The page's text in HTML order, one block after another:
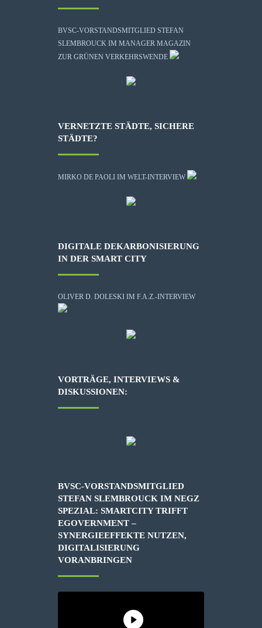
BVSC-VORSTANDSMITGLIED STEFAN
SLEMBROUCK IM MANAGER MAGAZIN
ZUR GRÜNEN VERKEHRSWENDE
VERNETZTE STÄDTE, SICHERE
STÄDTE?
MIRKO DE PAOLI IM WELT-INTERVIEW
DIGITALE DEKARBONISIERUNG
IN DER SMART CITY
OLIVER D. DOLESKI IM F.A.Z.-INTERVIEW
VORTRÄGE, INTERVIEWS &
DISKUSSIONEN:
BVSC-VORSTANDSMITGLIED
STEFAN SLEMBROUCK IM NEGZ
SPEZIAL: SMARTCITY TRIFFT
EGOVERNMENT –
SYNERGIEEFFEKTE NUTZEN,
DIGITALISIERUNG
VORANBRINGEN